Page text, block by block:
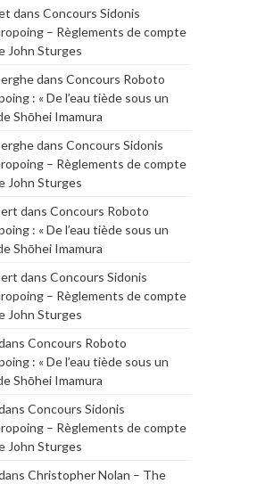
dans Concours Sidonis
– Règlements de compte
John Sturges
dans Concours Roboto
: « De l’eau tiède sous un
Shōhei Imamura
dans Concours Sidonis
– Règlements de compte
John Sturges
dans Concours Roboto
: « De l’eau tiède sous un
Shōhei Imamura
dans Concours Sidonis
– Règlements de compte
John Sturges
Concours Roboto
: « De l’eau tiède sous un
Shōhei Imamura
Concours Sidonis
– Règlements de compte
John Sturges
Christopher Nolan – The